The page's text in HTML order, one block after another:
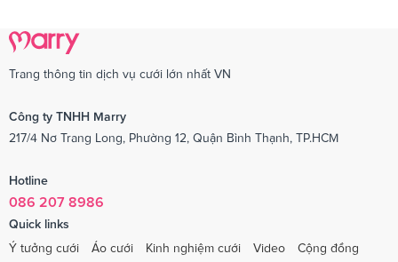
Trang thông tin dịch vụ cưới lớn nhất VN
Công ty TNHH Marry
217/4 Nơ Trang Long, Phường 12, Quận Bình Thạnh, TP.HCM
Hotline
086 207 8986
Quick links
Ý tưởng cưới
Áo cưới Kinh nghiệm cưới Video Cộng đồng